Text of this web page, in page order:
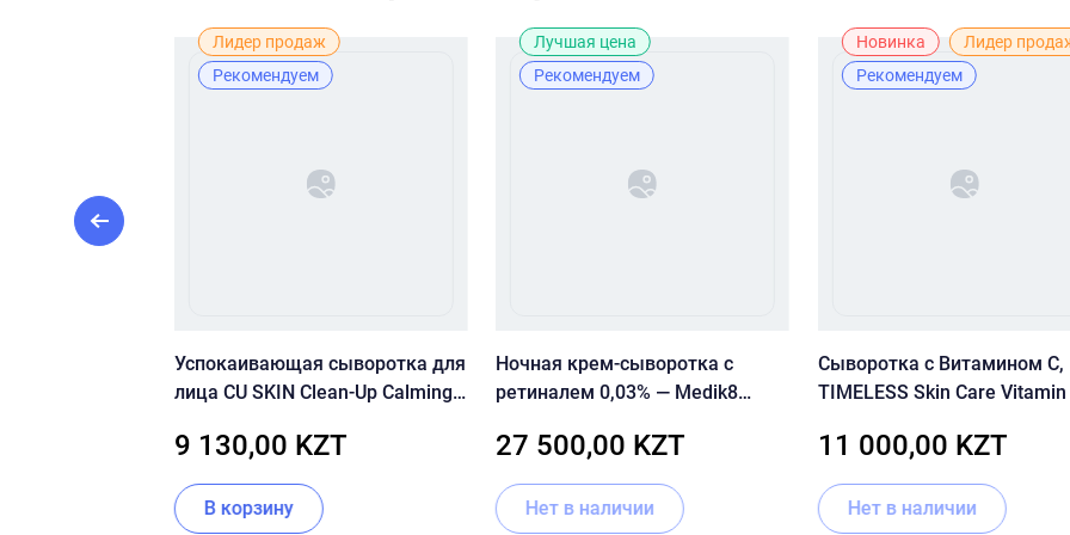
Лидер продаж
Рекомендуем
Успокаивающая сыворотка для
лица CU SKIN Clean-Up Calming
9 130,00 KZT
В корзину
Лучшая цена
Рекомендуем
Ночная крем-сыворотка с
ретиналем 0,03% — Medik8
27 500,00 KZT
Нет в наличии
Новинка
Лидер
Рекомендуем
Сыворотка с Витамином С,
TIMELESS Skin Care Vitamin
11 000,00 KZT
Нет в наличии